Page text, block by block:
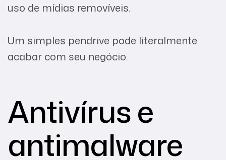
uso de mídias removíveis.
Um simples pendrive pode literalmente
acabar com seu negócio.
Antivírus e
antimalware